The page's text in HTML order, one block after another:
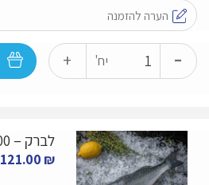
-
כמות
של
-
800
גרם
יח' +
לברק – 1000 גרם
121.00 ₪